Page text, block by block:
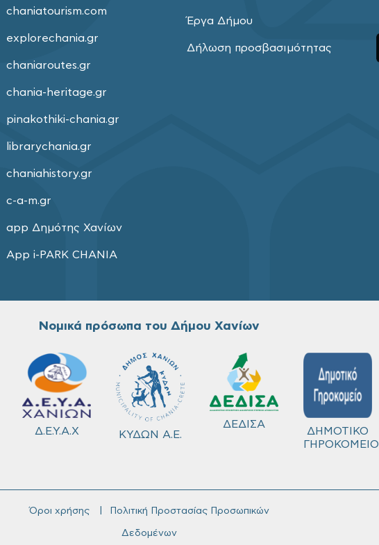
chaniatourism.com
explorechania.gr
chaniaroutes.gr
chania-heritage.gr
pinakothiki-chania.gr
librarychania.gr
chaniahistory.gr
c-a-m.gr
app Δημότης Χανίων
App i-PARK CHANIA
Έργα Δήμου
Δήλωση προσβασιμότητας
Νομικά πρόσωπα του Δήμου Χανίων
Δ.Ε.Υ.Α.Χ ΚΥΔΩΝ Α.Ε.
ΔΕΔΙΣΑ
ΔΗΜΟΤΙΚΟ
ΓΗΡΟΚΟΜΕΙΟ
Όροι χρήσης Πολιτική Προστασίας Προσωπικών
Δεδομένων